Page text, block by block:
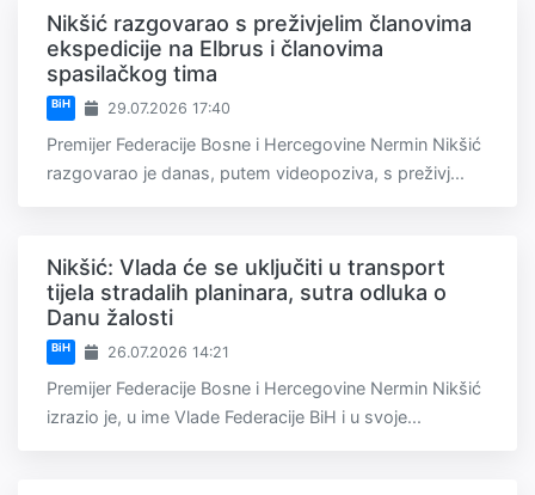
Nikšić razgovarao s preživjelim članovima
ekspedicije na Elbrus i članovima
spasilačkog tima
BiH 29.07.2026 17:40
Premijer Federacije Bosne i Hercegovine Nermin Nikšić
razgovarao je danas, putem videopoziva, s preživj...
Nikšić: Vlada će se uključiti u transport
tijela stradalih planinara, sutra odluka o
Danu žalosti
BiH 26.07.2026 14:21
Premijer Federacije Bosne i Hercegovine Nermin Nikšić
izrazio je, u ime Vlade Federacije BiH i u svoje...